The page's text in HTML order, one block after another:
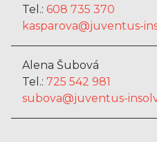
Tel.: 608 735 370
kasparova@juventus-
Alena Šubová
Tel.: 725 542 981
subova@juventus-